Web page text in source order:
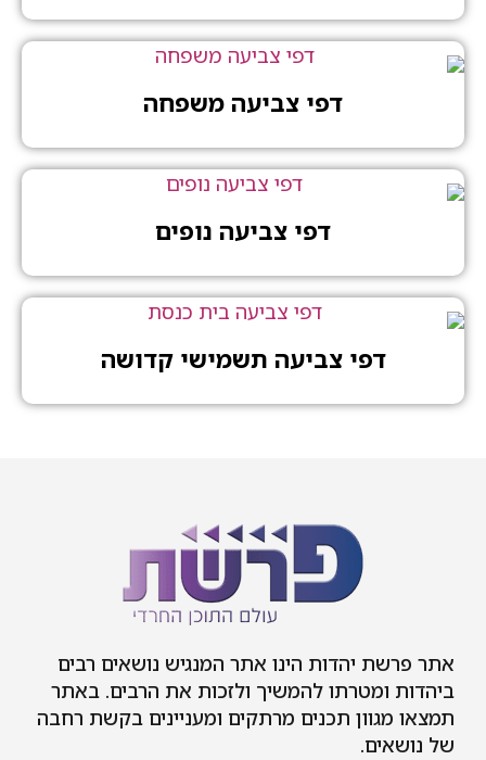
דפי צביעה משפחה
דפי צביעה נופים
דפי צביעה תשמישי קדושה
אתר פרשת יהדות הינו אתר המנגיש נושאים רבים
ביהדות ומטרתו להמשיך ולזכות את הרבים. באתר
תמצאו מגוון תכנים מרתקים ומעניינים בקשת רחבה
של נושאים.